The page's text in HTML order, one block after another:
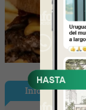
InfoNegocios